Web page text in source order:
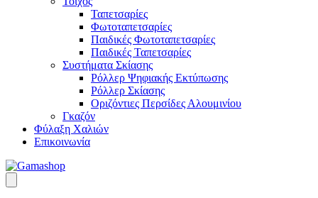
Ταπετσαρίες
Φωτοταπετσαρίες
Παιδικές Φωτοταπετσαρίες
Παιδικές Ταπετσαρίες
Συστήματα Σκίασης
Ρόλλερ Ψηφιακής Εκτύπωσης
Ρόλλερ Σκίασης
Οριζόντιες Περσίδες Αλουμινίου
Γκαζόν
Φύλαξη Χαλιών
Επικοινωνία